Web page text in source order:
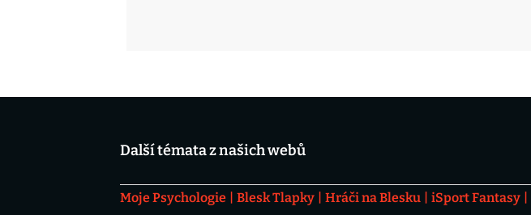
Další témata z našich webů
Moje Psychologie Blesk Tlapky Hráči na Blesku iSport Fantasy